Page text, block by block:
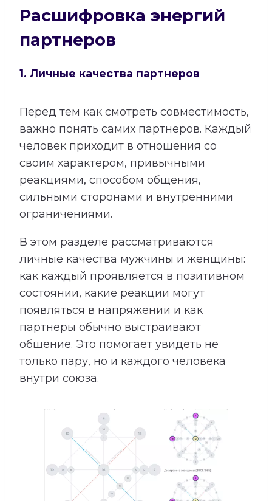
Расшифровка энергий
партнеров
1. Личные качества партнеров
Перед тем как смотреть совместимость,
важно понять самих партнеров. Каждый
человек приходит в отношения со
своим характером, привычными
реакциями, способом общения,
сильными сторонами и внутренними
ограничениями.
В этом разделе рассматриваются
личные качества мужчины и женщины:
как каждый проявляется в позитивном
состоянии, какие реакции могут
появляться в напряжении и как
партнеры обычно выстраивают
общение. Это помогает увидеть не
только пару, но и каждого человека
внутри союза.